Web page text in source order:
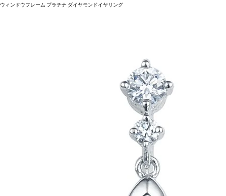
ウィンドウフレーム プラチナ ダイヤモンドイヤリング